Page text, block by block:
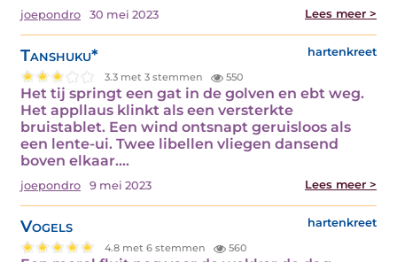
joepondro 30 mei 2023 Lees meer >
Tanshuku* hartenkreet
3.3 met 3 stemmen 550
Het tij springt een gat in de golven en ebt weg.
Het appllaus klinkt als een versterkte
bruistablet. Een wind ontsnapt geruisloos als
een lente-ui. Twee libellen vliegen dansend
boven elkaar.…
joepondro 9 mei 2023 Lees meer >
Vogels hartenkreet
4.8 met 6 stemmen 560